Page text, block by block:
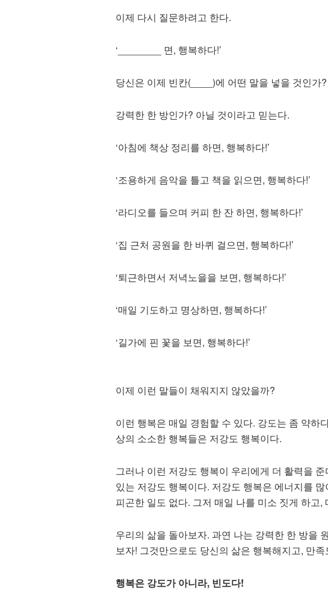
이제 다시 질문하려고 한다.
‘________ 면, 행복하다!’
당신은 이제 빈칸(____)에 어떤 말을 넣을 것인가?
강력한 한 방인가? 아닐 것이라고 믿는다.
‘아침에 책상 정리를 하면, 행복하다!’
‘조용하게 음악을 틀고 책을 읽으면, 행복하다!’
‘라디오를 들으며 커피 한 잔 하면, 행복하다!’
‘집 근처 공원을 한 바퀴 걸으면, 행복하다!’
‘퇴근하면서 저녁노을을 보면, 행복하다!’
‘매일 기도하고 명상하면, 행복하다!’
‘길가에 핀 꽃을 보면, 행복하다!’
이제 이런 말들이 채워지지 않았을까?
이런 행복은 매일 경험할 수 있다. 강도는 좀 약하
상의 소소한 행복들은 저강도 행복이다.
그러나 이런 저강도 행복이 우리에게 더 활력을
있는 저강도 행복이다. 저강도 행복은 에너지를
피곤한 일도 없다. 그저 매일 나를 미소 짓게 하고,
우리의 삶을 돌아보자. 과연 나는 강력한 한 방을
보자! 그것만으로도 당신의 삶은 행복해지고, 만
행복은 강도가 아니라, 빈도다!